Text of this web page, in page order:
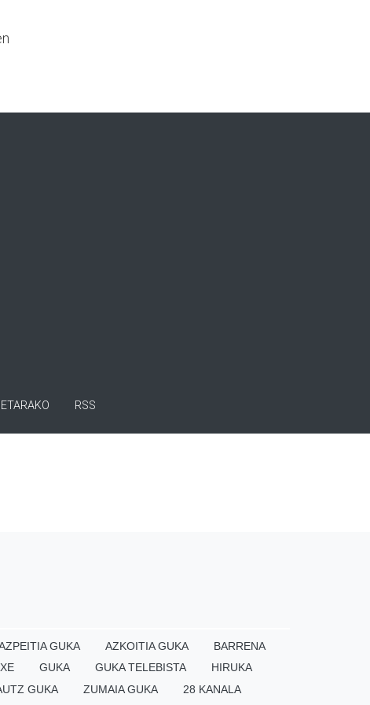
RSS
GUKA AZKOITIA GUKA
BARRENA
GUKA GUKA TELEBISTA
HIRUKA
GUKA ZUMAIA GUKA 28 KANALA